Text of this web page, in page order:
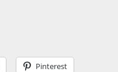
Pinterest